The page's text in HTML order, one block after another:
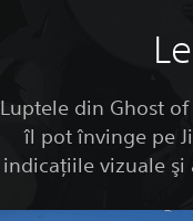
Luptele din Ghost
îl pot învinge pe
indicaţiile vizuale şi